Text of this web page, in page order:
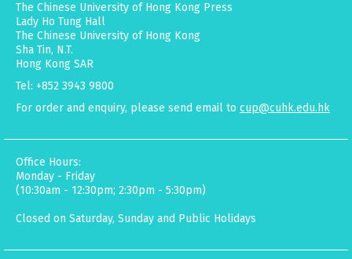
The Chinese University of Hong Kong Press
Lady Ho Tung Hall
The Chinese University of Hong Kong
Sha Tin, N.T.
Hong Kong SAR
Tel: +852 3943 9800
For order and enquiry, please send email to cup@cuhk.edu.hk
Office Hours:
Monday - Friday
(10:30am - 12:30pm; 2:30pm - 5:30pm)
Closed on Saturday, Sunday and Public Holidays